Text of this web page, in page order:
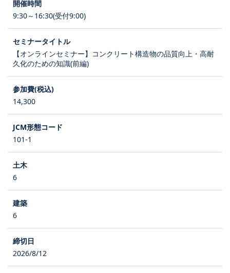
9:30～16:30(受付9:00)
【オンラインセミナー】コンクリート構造物の品質向上・高耐
久化のための知識(前編)
14,300
101-1
6
6
2026/8/12